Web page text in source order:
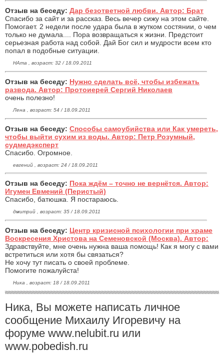
Отзыв на беседу: Дар безответной любви. Автор: Брат
Спасибо за сайт и за рассказ. Весь вечер сижу на этом сайте.
Помогает. 2 недели после удара была в жутком состянии, о чем
только не думала.... Пора возвращаться к жизни. Предстоит
серьезная работа над собой. Дай Бог сил и мудрости всем кто
попал в подобные ситуации.
НАта , возраст: 32 / 18.09.2011
Отзыв на беседу: Нужно сделать всё, чтобы избежать
развода. Автор: Протоиерей Сергий Николаев
очень полезно!
Лена , возраст: 54 / 18.09.2011
Отзыв на беседу: Способы самоубийства или Как умереть,
чтобы выйти сухим из воды. Автор: Петр Розумный,
судмедэксперт
Спасибо. Огромное.
евгений , возраст: 24 / 18.09.2011
Отзыв на беседу: Пока ждём – точно не вернётся. Автор:
Игумен Евмений (Перистый)
Спасибо, батюшка. Я постараюсь.
дмитрий , возраст: 35 / 18.09.2011
Отзыв на беседу: Центр кризисной психологии при храме
Воскресения Христова на Семеновской (Москва). Автор:
Здравствуйте, мне очень нужна ваша помощь! Как я могу с вами
встретиться или хотя бы связаться?
Не хочу тут писать о своей проблеме.
Помогите пожалуйста!
Ника , возраст: 18 / 18.09.2011
Ника, Вы можете написать личное
сообщение Михаилу Игоревичу на
форуме www.nelubit.ru или
www.pobedish.ru